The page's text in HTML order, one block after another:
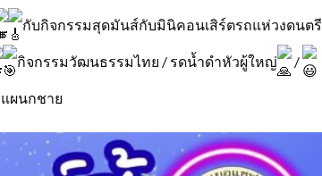
กับกิจกรรมสุดมันส์กับมินิคอนเสิร์ตรถแห่วงดนตรี
กิจกรรมวัฒนธรรมไทย / รดน้ำดำหัวผู้ใหญ่ /
ผนกชาย